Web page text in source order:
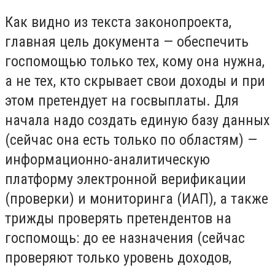
Как видно из текста законопроекта,
главная цель документа — обеспечить
госпомощью только тех, кому она нужна,
а не тех, кто скрывает свои доходы и при
этом претендует на госвыплаты. Для
начала надо создать единую базу данных
(сейчас она есть только по областям) —
информационно-аналитическую
платформу электронной верификации
(проверки) и мониторинга (ИАП), а также
трижды проверять претендентов на
госпомощь: до ее назначения (сейчас
проверяют только уровень доходов,